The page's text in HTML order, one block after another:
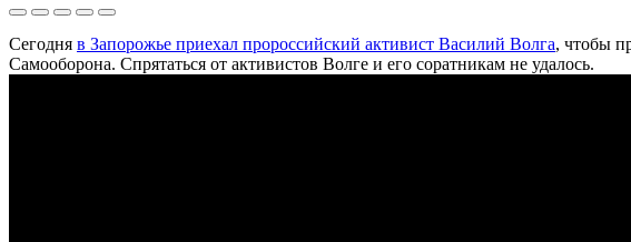
Сегодня в Запорожье приехал пророссийский активист Василий Волга, чтобы
Самооборона. Спрятаться от активистов Волге и его соратникам не удалось.